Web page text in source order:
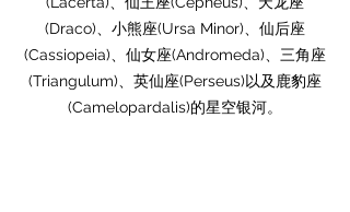
(Draco)、小熊座(Ursa Minor)、仙后座
(Cassiopeia)、仙女座(Andromeda)、三角座
(Triangulum)、英仙座(Perseus)以及鹿豹座
(Camelopardalis)的星空银河。